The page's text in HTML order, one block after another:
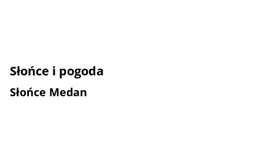
Słońce i pogoda
Słońce Medan